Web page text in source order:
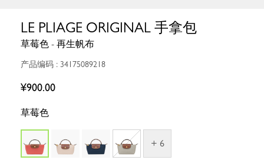
LE PLIAGE ORIGINAL 手拿包
草莓色 - 再生帆布
产品编码 : 34175089218
¥900.00
草莓色
+ 6